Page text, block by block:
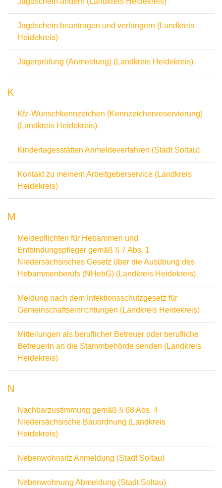
Jagdschein beantragen und verlängern (Landkreis
Heidekreis)
Jägerprüfung (Anmeldung) (Landkreis Heidekreis)
K
Kfz-Wunschkennzeichen (Kennzeichenreservierung)
(Landkreis Heidekreis)
Kindertagesstätten Anmeldeverfahren (Stadt Soltau)
Kontakt zu meinem Arbeitgeberservice (Landkreis
Heidekreis)
M
Meldepflichten für Hebammen und
Entbindungspfleger gemäß § 7 Abs. 1
Niedersächsisches Gesetz über die Ausübung des
Hebammenberufs (NHebG) (Landkreis Heidekreis)
Meldung nach dem Infektionsschutzgesetz für
Gemeinschaftseinrichtungen (Landkreis Heidekreis)
Mitteilungen als beruflicher Betreuer oder berufliche
Betreuerin an die Stammbehörde senden (Landkreis
Heidekreis)
N
Nachbarzustimmung gemäß § 68 Abs. 4
Niedersächsische Bauordnung (Landkreis
Heidekreis)
Nebenwohnsitz Anmeldung (Stadt Soltau)
Nebenwohnung Abmeldung (Stadt Soltau)